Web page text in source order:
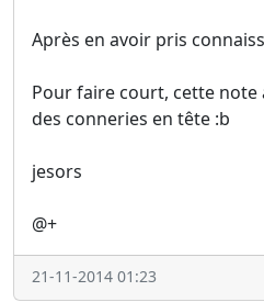
Après en avoir pris
Pour faire court, cette
des conneries en tête :b
jesors
@+
21-11-2014 01:23